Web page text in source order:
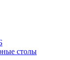
столы